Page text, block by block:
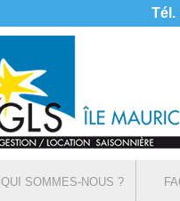
Tél.
QUI SOMMES-NOUS ?